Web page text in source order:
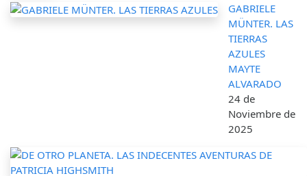
GABRIELE
MÜNTER. LAS
TIERRAS
AZULES
MAYTE
ALVARADO
24 de
Noviembre de
2025